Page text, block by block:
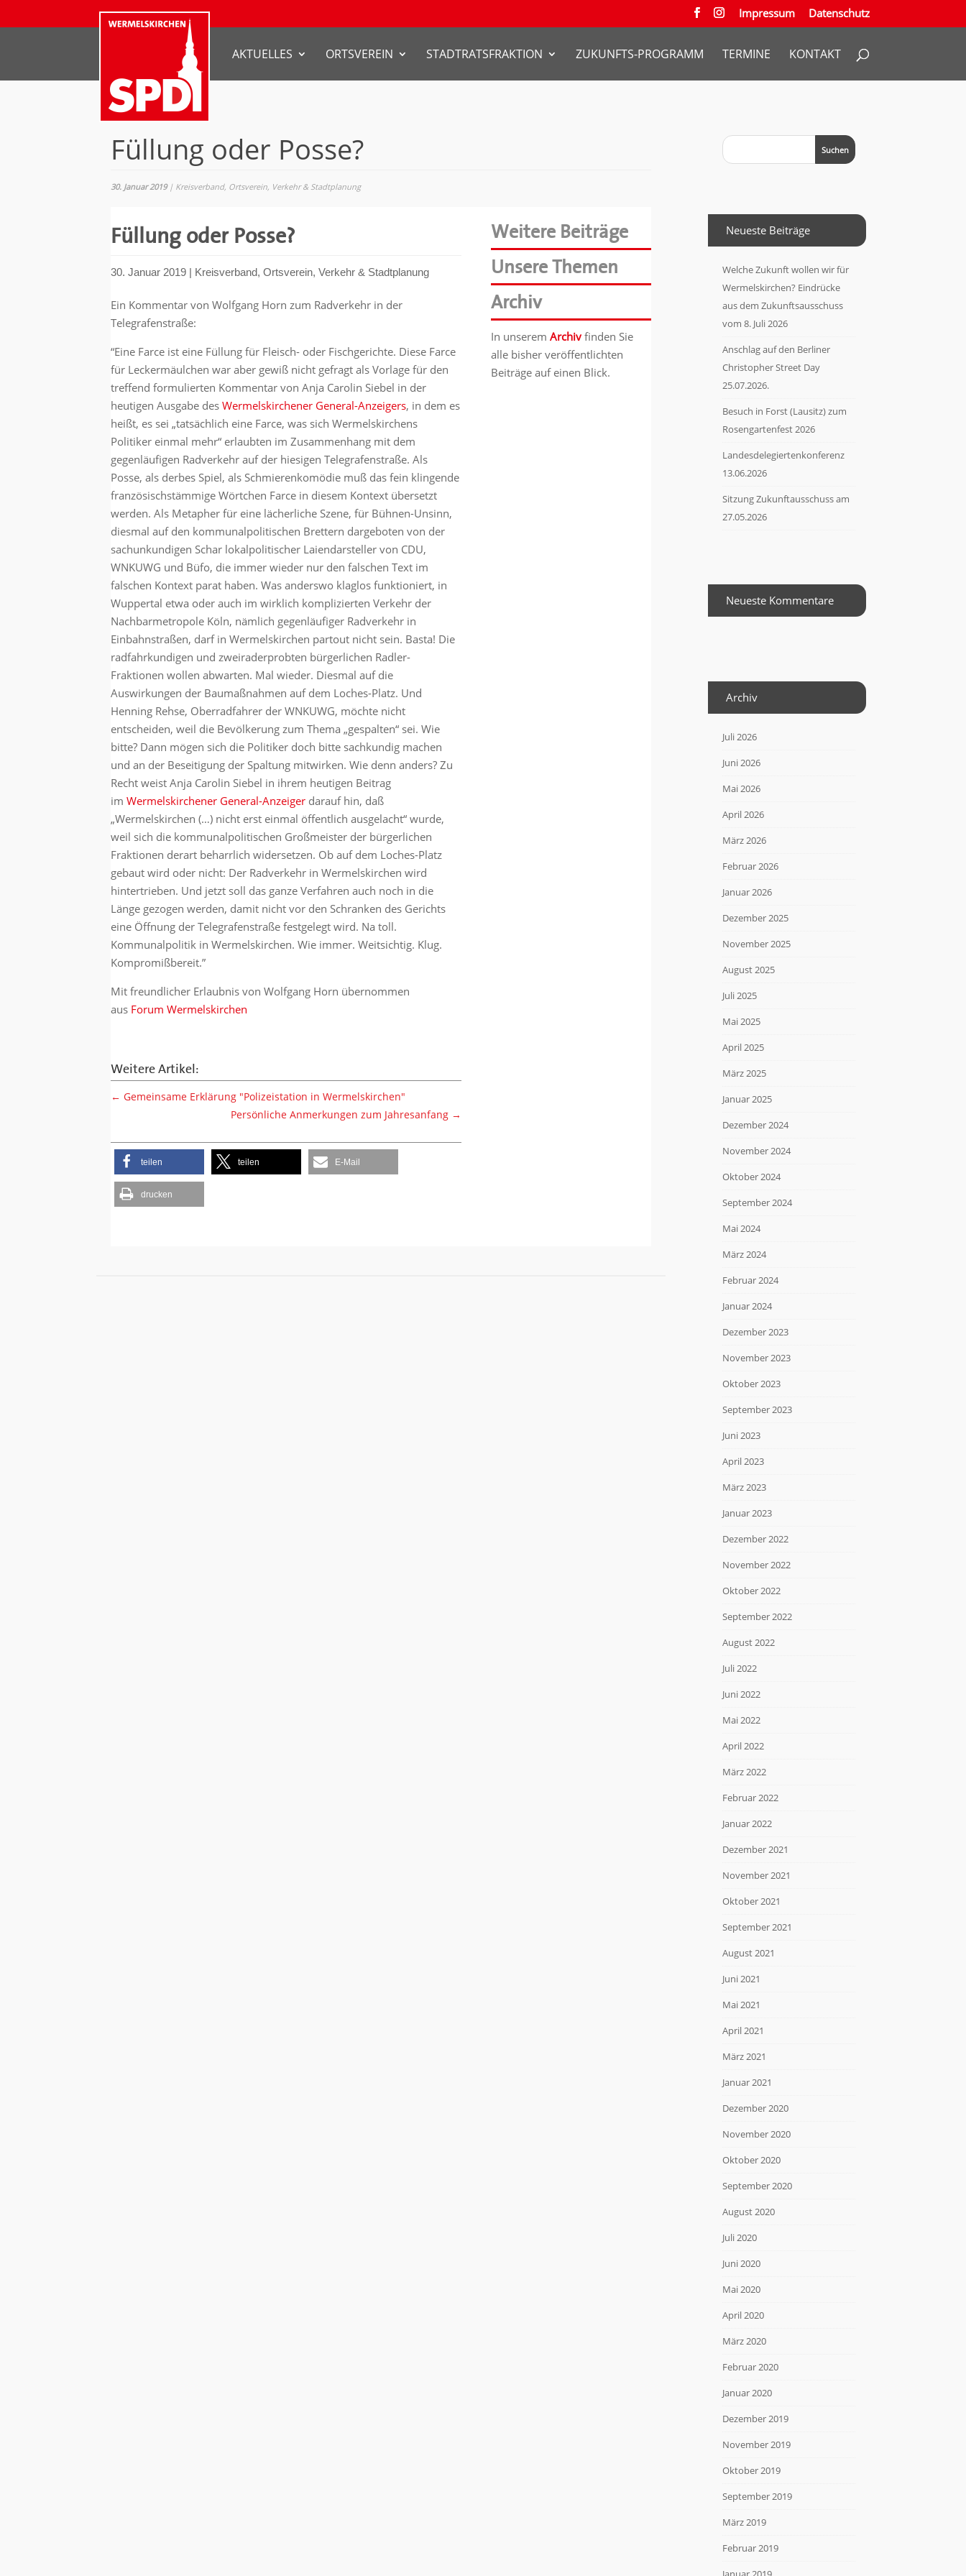
Impressum Datenschutz
AKTUELLES ORTSVEREIN STADTRATSFRAKTION ZUKUNFTS-PROGRAMM TERMINE KONTAKT
Füllung oder Posse?
30. Januar 2019| Kreisverband, Ortsverein, Verkehr & Stadtplanung
Füllung oder Posse?
30. Januar 2019 | Kreisverband,Ortsverein,Verkehr & Stadtplanung
Ein Kommentar von Wolfgang Horn zum Radverkehr in der
Telegrafenstraße:
“Eine Farce ist eine Füllung für Fleisch- oder Fischgerichte. Diese Farce
für Leckermäulchen war aber gewiß nicht gefragt als Vorlage für den
treffend formulierten Kommentar von Anja Carolin Siebel in der
heutigen Ausgabe desWermelskirchener General-Anzeigers, in dem es
heißt, es sei „tatsächlich eine Farce, was sich Wermelskirchens
Politiker einmal mehr“ erlaubten im Zusammenhang mit dem
gegenläufigen Radverkehr auf der hiesigen Telegrafenstraße. Als
Posse, als derbes Spiel, als Schmierenkomödie muß das fein klingende
französischstämmige Wörtchen Farce in diesem Kontext übersetzt
werden. Als Metapher für eine lächerliche Szene, für Bühnen-Unsinn,
diesmal auf den kommunalpolitischen Brettern dargeboten von der
sachunkundigen Schar lokalpolitischer Laiendarsteller von CDU,
WNKUWG und Büfo, die immer wieder nur den falschen Text im
falschen Kontext parat haben. Was anderswo klaglos funktioniert, in
Wuppertal etwa oder auch im wirklich komplizierten Verkehr der
Nachbarmetropole Köln, nämlich gegenläufiger Radverkehr in
Einbahnstraßen, darf in Wermelskirchen partout nicht sein. Basta! Die
radfahrkundigen und zweiraderprobten bürgerlichen Radler-
Fraktionen wollen abwarten. Mal wieder. Diesmal auf die
Auswirkungen der Baumaßnahmen auf dem Loches-Platz. Und
Henning Rehse, Oberradfahrer der WNKUWG, möchte nicht
entscheiden, weil die Bevölkerung zum Thema „gespalten“ sei. Wie
bitte? Dann mögen sich die Politiker doch bitte sachkundig machen
und an der Beseitigung der Spaltung mitwirken. Wie denn anders? Zu
Recht weist Anja Carolin Siebel in ihrem heutigen Beitrag
imWermelskirchener General-Anzeiger darauf hin, daß
„Wermelskirchen (…) nicht erst einmal öffentlich ausgelacht“ wurde,
weil sich die kommunalpolitischen Großmeister der bürgerlichen
Fraktionen derart beharrlich widersetzen. Ob auf dem Loches-Platz
gebaut wird oder nicht: Der Radverkehr in Wermelskirchen wird
hintertrieben. Und jetzt soll das ganze Verfahren auch noch in die
Länge gezogen werden, damit nicht vor den Schranken des Gerichts
eine Öffnung der Telegrafenstraße festgelegt wird. Na toll.
Kommunalpolitik in Wermelskirchen. Wie immer. Weitsichtig. Klug.
Kompromißbereit.”
Mit freundlicher Erlaubnis von Wolfgang Horn übernommen
aus Forum Wermelskirchen
Weitere Artikel:
←Gemeinsame Erklärung "Polizeistation in Wermelskirchen"
Persönliche Anmerkungen zum Jahresanfang→
teilen teilen E-Mail
drucken
Weitere Beiträge
Unsere Themen
Archiv
In unseremArchiv finden Sie
alle bisher veröffentlichten
Beiträge auf einen Blick.
Neueste Beiträge
Welche Zukunft wollen wir für
Wermelskirchen? Eindrücke
aus dem Zukunftsausschuss
vom 8. Juli 2026
Anschlag auf den Berliner
Christopher Street Day
25.07.2026.
Besuch in Forst (Lausitz) zum
Rosengartenfest 2026
Landesdelegiertenkonferenz
13.06.2026
Sitzung Zukunftausschuss am
27.05.2026
Neueste Kommentare
Archiv
Juli 2026
Juni 2026
Mai 2026
April 2026
März 2026
Februar 2026
Januar 2026
Dezember 2025
November 2025
August 2025
Juli 2025
Mai 2025
April 2025
März 2025
Januar 2025
Dezember 2024
November 2024
Oktober 2024
September 2024
Mai 2024
März 2024
Februar 2024
Januar 2024
Dezember 2023
November 2023
Oktober 2023
September 2023
Juni 2023
April 2023
März 2023
Januar 2023
Dezember 2022
November 2022
Oktober 2022
September 2022
August 2022
Juli 2022
Juni 2022
Mai 2022
April 2022
März 2022
Februar 2022
Januar 2022
Dezember 2021
November 2021
Oktober 2021
September 2021
August 2021
Juni 2021
Mai 2021
April 2021
März 2021
Januar 2021
Dezember 2020
November 2020
Oktober 2020
September 2020
August 2020
Juli 2020
Juni 2020
Mai 2020
April 2020
März 2020
Februar 2020
Januar 2020
Dezember 2019
November 2019
Oktober 2019
September 2019
März 2019
Februar 2019